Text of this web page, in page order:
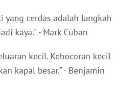
yang cerdas adalah langkah
kaya." - Mark Cuban
kecil. Kebocoran kecil
kapal besar." - Benjamin